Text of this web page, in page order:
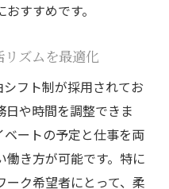
すすめです。
ズムを最適化
フト制が採用されてお
日や時間を調整できま
ートの予定と仕事を両
き方が可能です。特に
ク希望者にとって、柔